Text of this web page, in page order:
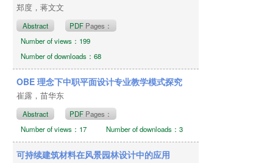
郑度，蒋文文
Abstract PDF Pages：
Number of views：199
Number of downloads：68
OBE 理念下中职平面设计专业教学模式探究
崔露，苗华东
Abstract PDF Pages：
Number of views：17
Number of downloads：3
可持续建筑材料在风景园林设计中的应用